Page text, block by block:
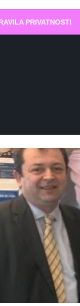
DOBRO
PRIVATNOSTI